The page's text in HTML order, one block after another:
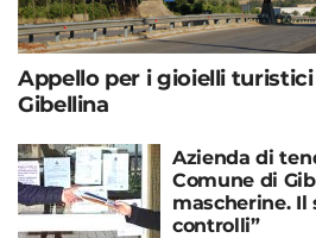
Appello per i gioielli turistici
Gibellina
Azienda di
Comune di
mascherine. Il
controlli”